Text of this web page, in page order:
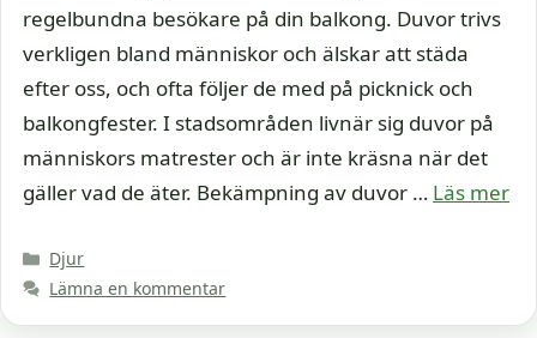
regelbundna besökare på din balkong. Duvor trivs
verkligen bland människor och älskar att städa
efter oss, och ofta följer de med på picknick och
balkongfester. I stadsområden livnär sig duvor på
människors matrester och är inte kräsna när det
gäller vad de äter. Bekämpning av duvor … Läs mer
Kategorier
Djur
Lämna en kommentar